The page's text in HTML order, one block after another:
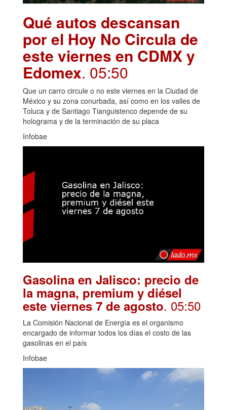
Qué autos descansan
por el Hoy No Circula de
este viernes en CDMX y
Edomex. 05:50
Que un carro circule o no este viernes en la Ciudad de
México y su zona conurbada, así como en los valles de
Toluca y de Santiago Tianguistenco depende de su
holograma y de la terminación de su placa
Infobae
Gasolina en Jalisco: precio de
la magna, premium y diésel
este viernes 7 de agosto. 05:50
La Comisión Nacional de Energía es el organismo
encargado de informar todos los días el costo de las
gasolinas en el país
Infobae